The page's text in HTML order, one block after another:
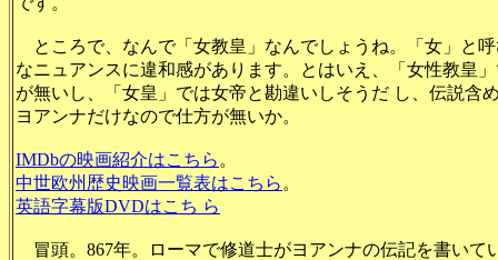
ところで、なんで「女教皇」なんでしょうね。「女」と
なニュアンスに違和感があります。とはいえ、「女性教皇
が無いし、「女皇」では女帝と勘違いしそうだ し、伝説含
ヨアンナだけなので仕方が無いか。
IMDbの映画紹介はこちら 。
中世欧州歴史映画一覧表はこちら 。
英語字幕版DVDはこち ら
冒頭。867年。ローマで修道士がヨアンナの伝記を書いて